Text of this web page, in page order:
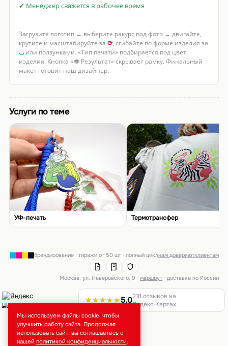
✔ Менеджер свяжется в рабочее время
Загрузите логотип → выберите ракурс под фото → двигайте,
крутите и масштабируйте за ⟳, сгибайте по форме изделия за
◡или ползунками. «Тип печати» подбирается под цвет
изделия. Кнопка «👁 Результат» скрывает рамку. Финальный
макет готовит наш дизайнер.
Услуги по теме
УФ-печать Термотрансфер
брендирование · тиражи от 50 шт · полный циклнам доверяютклиентам
Москва, ул. Неверовского, 9 ·маршрут · доставка по России
★★★★★5,0218 отзывов на
Яндекс·Картах
Мы используем файлы cookie, чтобы
улучшить работу сайта. Продолжая
использовать сайт, вы соглашаетесь с
нашей политикой конфиденциальности.